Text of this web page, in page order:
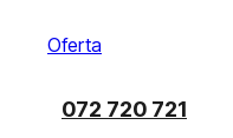
Oferta
072 720 721